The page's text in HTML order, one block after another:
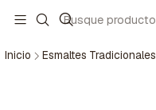
Inicio Esmaltes Tradicionales